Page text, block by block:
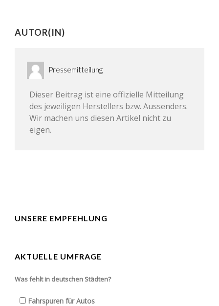
AUTOR(IN)
Pressemitteilung
Dieser Beitrag ist eine offizielle Mitteilung
des jeweiligen Herstellers bzw. Aussenders.
Wir machen uns diesen Artikel nicht zu
eigen.
UNSERE EMPFEHLUNG
AKTUELLE UMFRAGE
Was fehlt in deutschen Städten?
Fahrspuren für Autos